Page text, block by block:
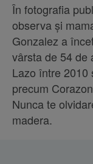
În fotografia
observa și
Gonzalez a
vârsta de 54 de
Lazo între 2010
precum
Nunca te
madera.